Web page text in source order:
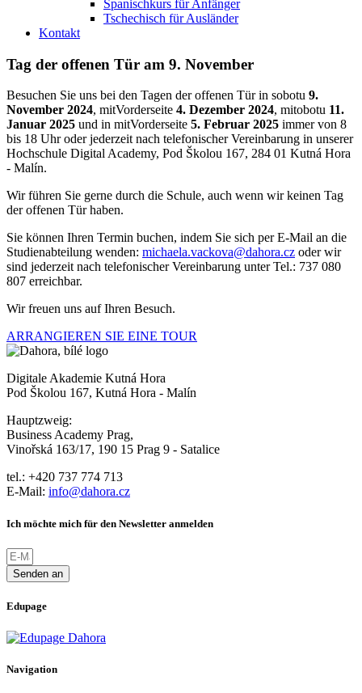
Spanischkurs für Anfänger
Tschechisch für Ausländer
Kontakt
Tag der offenen Tür am 9. November
Besuchen Sie uns bei den Tagen der offenen Tür in sobotu 9.
November 2024, mitVorderseite 4. Dezember 2024, mitobotu 11.
Januar 2025 und in mitVorderseite 5. Februar 2025 immer von 8
bis 18 Uhr oder jederzeit nach telefonischer Vereinbarung in unserer
Hochschule Digital Academy, Pod Školou 167, 284 01 Kutná Hora
- Malín.
Wir führen Sie gerne durch die Schule, auch wenn wir keinen Tag
der offenen Tür haben.
Sie können Ihren Termin buchen, indem Sie sich per E-Mail an die
Studienabteilung wenden: michaela.vackova@dahora.cz oder wir
sind jederzeit nach telefonischer Vereinbarung unter Tel.: 737 080
807 erreichbar.
Wir freuen uns auf Ihren Besuch.
ARRANGIEREN SIE EINE TOUR
Digitale Akademie Kutná Hora
Pod Školou 167, Kutná Hora - Malín
Hauptzweig:
Business Academy Prag,
Vinořská 163/17, 190 15 Prag 9 - Satalice
tel.: +420 737 774 713
E-Mail: info@dahora.cz
Ich möchte mich für den Newsletter anmelden
Senden an
Edupage
Navigation